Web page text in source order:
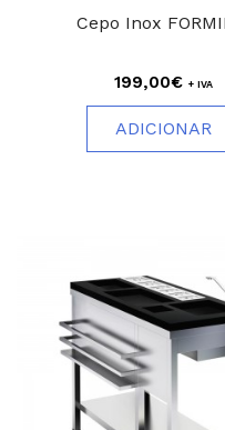
Cepo Inox
199,00€ + IVA
ADICIONAR